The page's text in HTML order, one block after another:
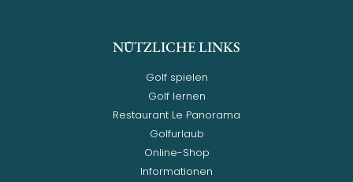
NÜTZLICHE LINKS
Golf spielen
Golf lernen
Restaurant Le Panorama
Golfurlaub
Online-Shop
Informationen